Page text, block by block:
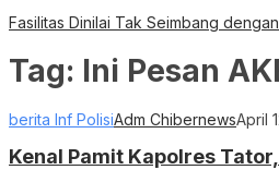
Fasilitas Dinilai Tak Seimbang
Tag: Ini Pesan
berita Inf PolisiAdm ChibernewsApril
Kenal Pamit Kapolres